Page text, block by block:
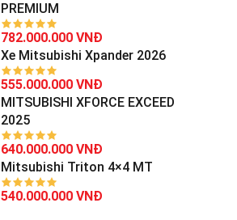
PREMIUM
782.000.000 VNĐ
Xe Mitsubishi Xpander 2026
555.000.000 VNĐ
MITSUBISHI XFORCE EXCEED
2025
640.000.000 VNĐ
Mitsubishi Triton 4×4 MT
540.000.000 VNĐ